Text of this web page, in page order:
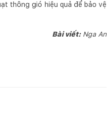
thông gió hiệu quả để bảo vệ
Bài viết:Nga An